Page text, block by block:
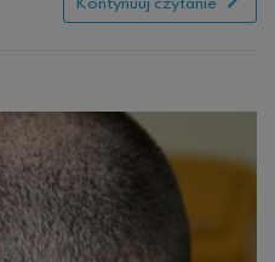
Kontynuuj czytanie